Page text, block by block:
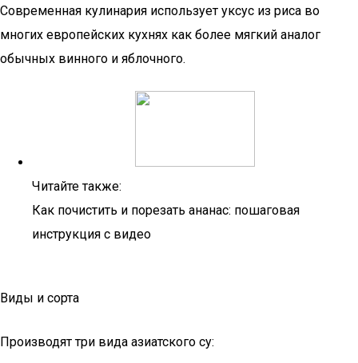
Современная кулинария использует уксус из риса во
многих европейских кухнях как более мягкий аналог
обычных винного и яблочного.
Читайте также:
Как почистить и порезать ананас: пошаговая
инструкция с видео
Виды и сорта
Производят три вида азиатского су: